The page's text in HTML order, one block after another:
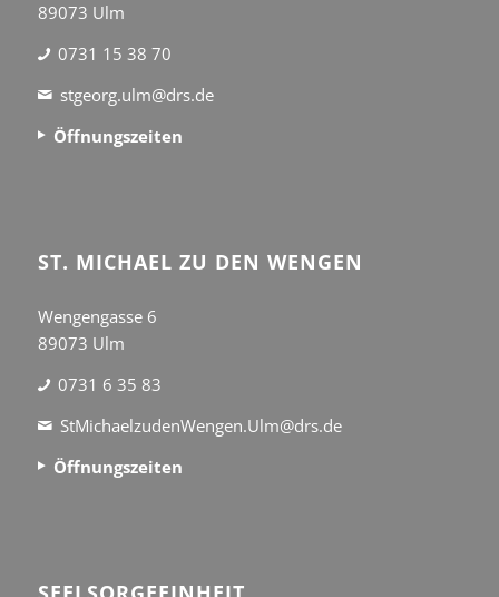
89073 Ulm
0731 15 38 70
stgeorg.ulm@drs.de
Öffnungszeiten
ST. MICHAEL ZU DEN WENGEN
Wengengasse 6
89073 Ulm
0731 6 35 83
StMichaelzudenWengen.Ulm@drs.de
Öffnungszeiten